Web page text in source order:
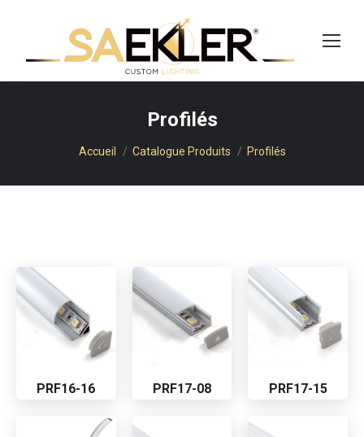
Profilés
Vous êtes ici :
Accueil Catalogue Produits Profilés
PRF16-16 PRF17-08 PRF17-15